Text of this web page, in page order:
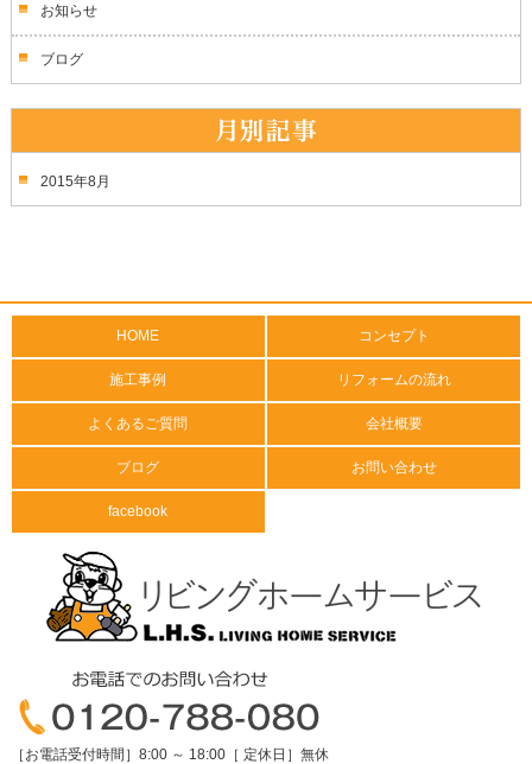
お知らせ
ブログ
2015年8月
HOME コンセプト
施工事例 リフォームの流れ
よくあるご質問 会社概要
ブログ お問い合わせ
facebook
［お電話受付時間］8:00 ～ 18:00［ 定休日］無休